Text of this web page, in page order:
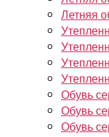
Летняя
Обувь
Обувь
Обувь